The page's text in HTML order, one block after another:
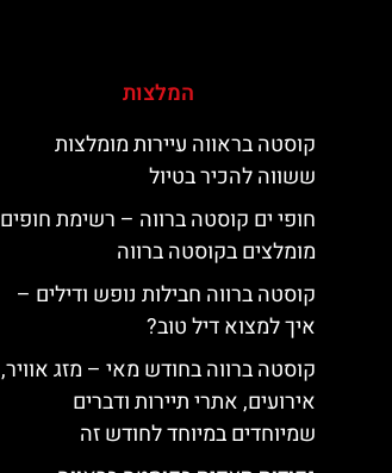
המלצות
קוסטה בראווה עיירות מומלצות
ששווה להכיר בטיול
חופי ים קוסטה ברווה – רשימת חופים
מומלצים בקוסטה ברווה
קוסטה ברווה חבילות נופש ודילים –
איך למצוא דיל טוב?
קוסטה ברווה בחודש מאי – מזג אוויר,
אירועים, אתרי תיירות ודברים
שמיוחדים במיוחד לחודש זה